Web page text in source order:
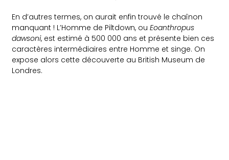
En d’autres termes, on aurait enfin trouvé le chaînon
manquant ! L’Homme de Piltdown, ouEoanthropus
dawsoni, est estimé à 500 000 ans et présente bien ces
caractères intermédiaires entre Homme et singe. On
expose alors cette découverte au British Museum de
Londres.